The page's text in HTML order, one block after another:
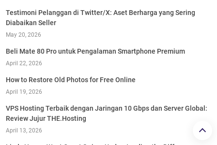
Testimoni Pelanggan di Twitter/X: Aset Berharga yang Sering
Diabaikan Seller
May 20, 2026
Beli Mate 80 Pro untuk Pengalaman Smartphone Premium
April 22, 2026
How to Restore Old Photos for Free Online
April 19, 2026
VPS Hosting Terbaik dengan Jaringan 10 Gbps dan Server Global:
Review Jujur THE.Hosting
April 13, 2026